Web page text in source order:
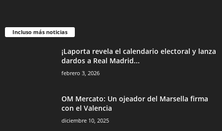
Incluso más noticias
¡Laporta revela el calendario electoral y lanza
dardos a Real Madrid...
febrero 3, 2026
OM Mercato: Un ojeador del Marsella firma
con el Valencia
diciembre 10, 2025